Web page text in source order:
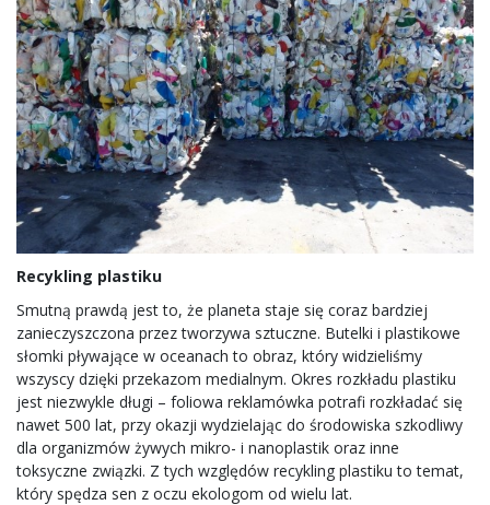
Recykling plastiku
Smutną prawdą jest to, że planeta staje się coraz bardziej
zanieczyszczona przez tworzywa sztuczne. Butelki i plastikowe
słomki pływające w oceanach to obraz, który widzieliśmy
wszyscy dzięki przekazom medialnym. Okres rozkładu plastiku
jest niezwykle długi – foliowa reklamówka potrafi rozkładać się
nawet 500 lat, przy okazji wydzielając do środowiska szkodliwy
dla organizmów żywych mikro- i nanoplastik oraz inne
toksyczne związki. Z tych względów recykling plastiku to temat,
który spędza sen z oczu ekologom od wielu lat.